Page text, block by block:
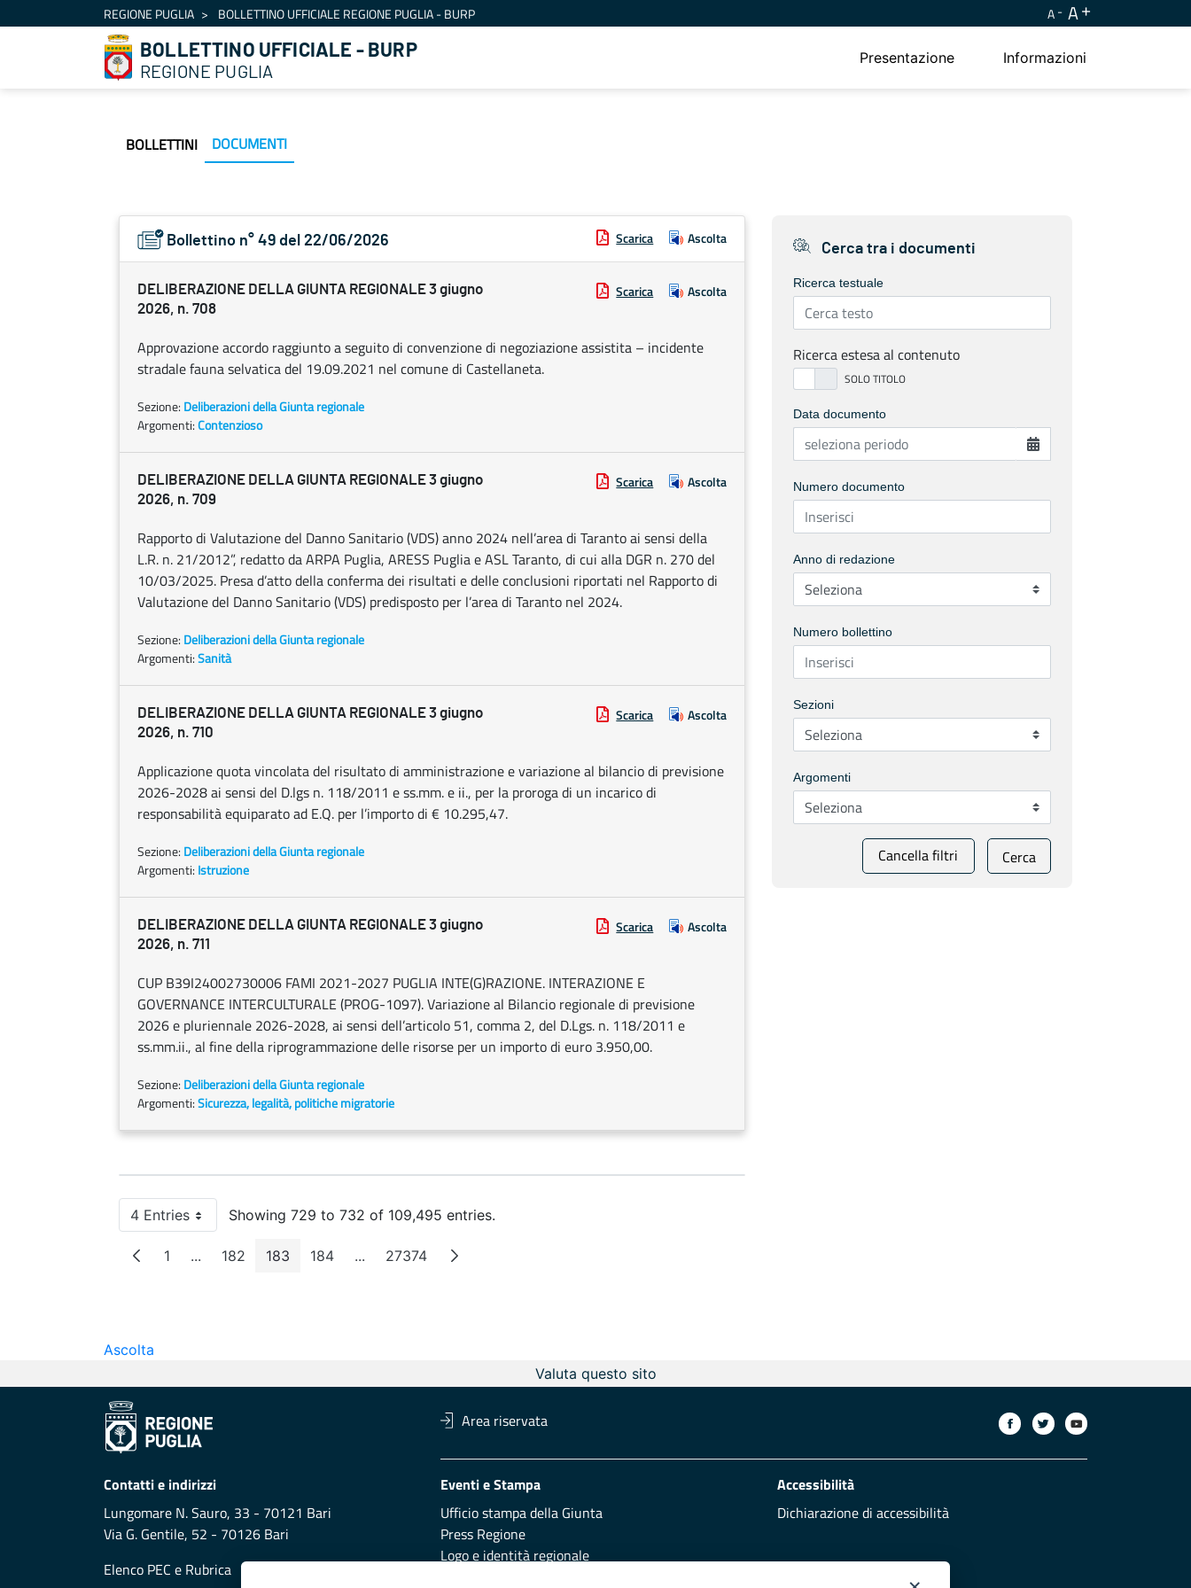
Skip to ContentREGIONE PUGLIA BOLLETTINO UFFICIALE REGIONE PUGLIA - BURP A A
BOLLETTINO UFFICIALE - BURP
REGIONE PUGLIA
Presentazione Informazioni
BOLLETTINI DOCUMENTI
Bollettino n° 49 del 22/06/2026 Scarica Ascolta
DELIBERAZIONE DELLA GIUNTA REGIONALE 3 giugno
2026, n. 708
Scarica Ascolta
Approvazione accordo raggiunto a seguito di convenzione di negoziazione assistita – incidente
stradale fauna selvatica del 19.09.2021 nel comune di Castellaneta.
Sezione: Deliberazioni della Giunta regionale
Argomenti:Contenzioso
DELIBERAZIONE DELLA GIUNTA REGIONALE 3 giugno
2026, n. 709
Scarica Ascolta
Rapporto di Valutazione del Danno Sanitario (VDS) anno 2024 nell’area di Taranto ai sensi della
L.R. n. 21/2012”, redatto da ARPA Puglia, ARESS Puglia e ASL Taranto, di cui alla DGR n. 270 del
10/03/2025. Presa d’atto della conferma dei risultati e delle conclusioni riportati nel Rapporto di
Valutazione del Danno Sanitario (VDS) predisposto per l’area di Taranto nel 2024.
Sezione: Deliberazioni della Giunta regionale
Argomenti:Sanità
DELIBERAZIONE DELLA GIUNTA REGIONALE 3 giugno
2026, n. 710
Scarica Ascolta
Applicazione quota vincolata del risultato di amministrazione e variazione al bilancio di previsione
2026-2028 ai sensi del D.lgs n. 118/2011 e ss.mm. e ii., per la proroga di un incarico di
responsabilità equiparato ad E.Q. per l’importo di € 10.295,47.
Sezione: Deliberazioni della Giunta regionale
Argomenti: Istruzione
DELIBERAZIONE DELLA GIUNTA REGIONALE 3 giugno
2026, n. 711
Scarica Ascolta
CUP B39I24002730006 FAMI 2021-2027 PUGLIA INTE(G)RAZIONE. INTERAZIONE E
GOVERNANCE INTERCULTURALE (PROG-1097). Variazione al Bilancio regionale di previsione
2026 e pluriennale 2026-2028, ai sensi dell’articolo 51, comma 2, del D.Lgs. n. 118/2011 e
ss.mm.ii., al fine della riprogrammazione delle risorse per un importo di euro 3.950,00.
Sezione: Deliberazioni della Giunta regionale
Argomenti:Sicurezza, legalità, politiche migratorie
4 EntriesPer PageShowing 729 to 732 of 109,495 entries.
Page
1 ...Intermediate Pages
Page
182 Page
183 Page
184 ...Intermediate Pages
Page
27374
Cerca tra i documenti
Ricerca testuale
Ricerca estesa al contenuto
Data documento
Numero documento
Anno di redazione
Numero bollettino
Sezioni
Argomenti
Cancella filtri Cerca
Ascolta
Valuta questo sito
Area riservata
Contatti e indirizzi
Lungomare N. Sauro, 33 - 70121 Bari
Via G. Gentile, 52 - 70126 Bari
Elenco PEC e Rubrica
Eventi e Stampa
Ufficio stampa della Giunta
Press Regione
Logo e identità regionale
Accessibilità
Dichiarazione di accessibilità